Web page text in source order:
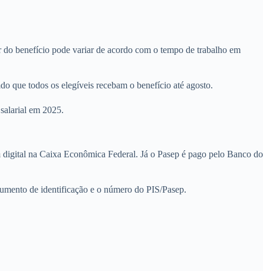
benefício pode variar de acordo com o tempo de trabalho em
que todos os elegíveis recebam o benefício até agosto.
em 2025.
na Caixa Econômica Federal. Já o Pasep é pago pelo Banco do
de identificação e o número do PIS/Pasep.